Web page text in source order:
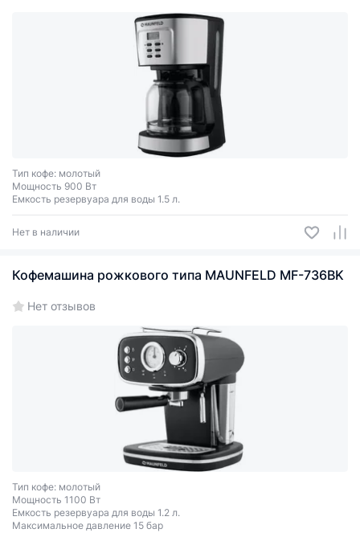
Тип кофе: молотый
Мощность 900 Вт
Емкость резервуара для воды 1.5 л.
Нет в наличии
Кофемашина рожкового типа MAUNFELD MF-736BK
Нет отзывов
Тип кофе: молотый
Мощность 1100 Вт
Емкость резервуара для воды 1.2 л.
Максимальное давление 15 бар